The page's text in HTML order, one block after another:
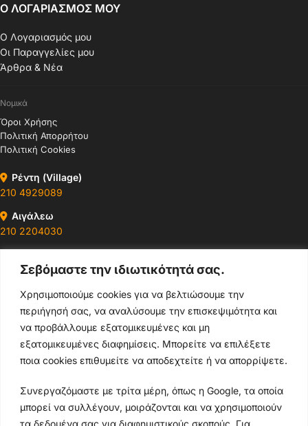
Σεβόμαστε την ιδιωτικότητά σας.
Χρησιμοποιούμε cookies για να βελτιώσουμε την
περιήγησή σας, να αναλύσουμε την επισκεψιμότητα και
να προβάλλουμε εξατομικευμένες και μη
εξατομικευμένες διαφημίσεις. Μπορείτε να επιλέξετε
ποια cookies επιθυμείτε να αποδεχτείτε ή να απορρίψετε.
Συνεργαζόμαστε με τρίτα μέρη, όπως η Google, τα οποία
μπορεί να συλλέγουν, μοιράζονται και να χρησιμοποιούν
τα δεδομένα σας για διαφημιστικούς σκοπούς. Για
Ο ΛΟΓΑΡΙΑΣΜΟΣ ΜΟΥ
Ο Λογαριασμός μου
Οι Παραγγελίες μου
Άρθρα & Νέα
Νομικά
Όροι Χρήσης
Πολιτική Απορρήτου
Πολιτική Cookies
Ρέντη (Village)
210 4929089
Αιγάλεω
210 2204030
210 4400147
Ωράρια & Διευθύνσεις →
210 4929089
Κεντρικό τηλέφωνο
info@thikishop.gr
Δευ - Σάβ: 10:00 - 21:00